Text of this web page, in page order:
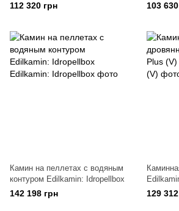
112 320 грн 103
Камин на пеллетах с водяным
контуром Edilkamin: Idropellbox
142 198 грн 129